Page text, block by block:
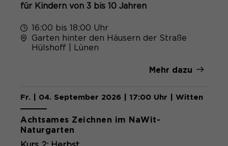
für Kindern von 3 bis 10 Jahren
16:00 bis 18:00 Uhr
Garten hinter den Häusern der Straße
Hülshoff | Lünen
Mehr dazu
Fr. | 04. September 2026 | 17:00 Uhr | Witten
Achtsames Zeichnen im NaWit-
Naturgarten